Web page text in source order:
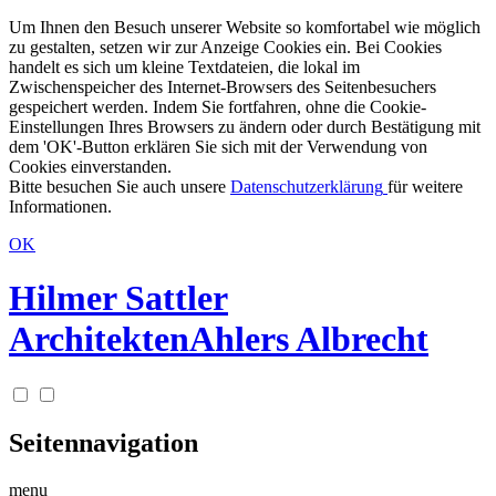
Um Ihnen den Besuch unserer Website so komfortabel wie möglich
zu gestalten, setzen wir zur Anzeige Cookies ein. Bei Cookies
handelt es sich um kleine Textdateien, die lokal im
Zwischenspeicher des Internet-Browsers des Seitenbesuchers
gespeichert werden. Indem Sie fortfahren, ohne die Cookie-
Einstellungen Ihres Browsers zu ändern oder durch Bestätigung mit
dem 'OK'-Button erklären Sie sich mit der Verwendung von
Cookies einverstanden.
Bitte besuchen Sie auch unsere Datenschutzerklärung für weitere
Informationen.
OK
Hilmer Sattler
ArchitektenAhlers Albrecht
Seitennavigation
menu